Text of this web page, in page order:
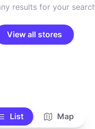
results for your
View all stores
List Map